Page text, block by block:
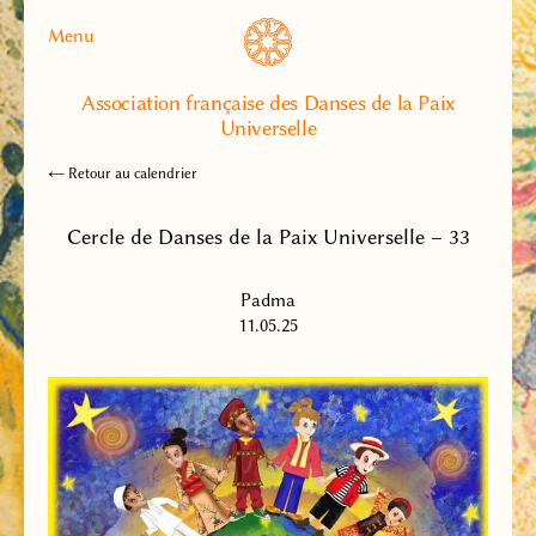
Menu
Association française des Danses de la Paix
Universelle
← Retour au calendrier
Cercle de Danses de la Paix Universelle – 33
Padma
11.05.25